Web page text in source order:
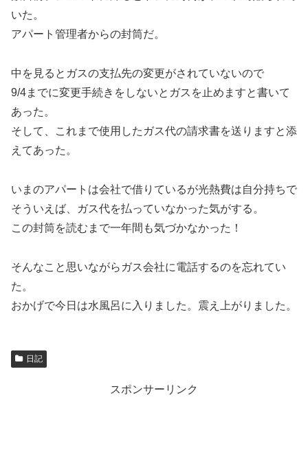
いた。
アパート管理者からの封筒だ。
中を見るとガスの支払先の変更がされていないので
9/4までに変更手続きをしないとガスを止めますと書いて
あった。
そして、これまで使用したガス代の請求書を送りますと添
えてあった。
いまのアパートは会社で借りているが光熱費は自分持ちで
そういえば、ガス代を払っていなかった気がする。
この封筒を読むまで一年間も気づかなかった！
そんなこと思いながらガス会社に電話するのを忘れてい
た。
おかげで今日は水風呂に入りました。震え上がりました。
日記
スポンサーリンク